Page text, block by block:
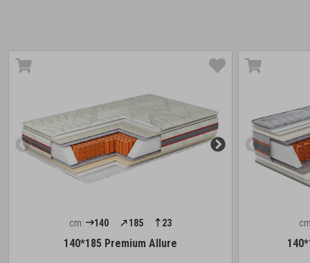
cm: 140 185 23
140*185 Premium Allure